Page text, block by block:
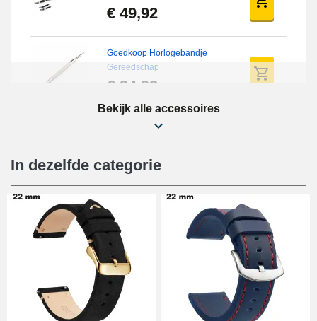
horlogebanden
€ 49,92
Goedkoop Horlogebandje
Gereedschap
€ 34,92
Beginner's horloge reparatieset
€ 16,90
Digitale schuifvoeten
€ 9,90
Ponstang (perforator)
€ 57,42
Bekijk alle accessoires
In dezelfde categorie